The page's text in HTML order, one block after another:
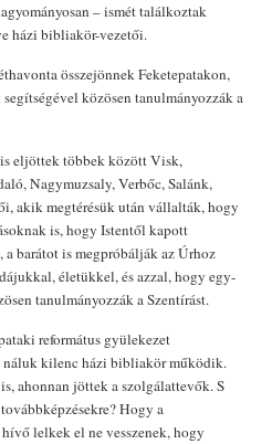
– ismét találkoztak
házi bibliakör-vezetői.
összejönnek Feketepatakon,
közösen tanulmányozzák a
eljöttek többek között Visk,
Nagymuzsaly, Verbőc, Salánk,
akik megtérésük után vállalták, hogy
is, hogy Istentől kapott
barátot is megpróbálják az Úrhoz
életükkel, és azzal, hogy egy-
tanulmányozzák a Szentírást.
református gyülekezet
kilenc házi bibliakör működik.
ahonnan jöttek a szolgálattevők. S
Hogy a
lelkek el ne vesszenek, hogy